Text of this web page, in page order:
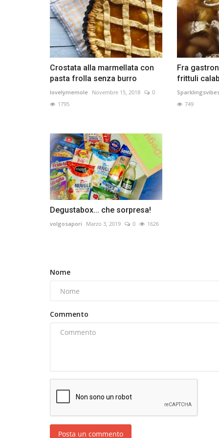
Crostata alla marmellata con
pasta frolla senza burro
lovelymemole Novembre 15, 2018
0
1795
Fra
frittuli
749
Degustabox... che sorpresa!
volgosapori Marzo 3, 2019 0 1626
Nome
Commento
Posta un commento